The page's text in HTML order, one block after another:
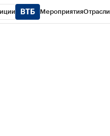
МероприятияОтрасли